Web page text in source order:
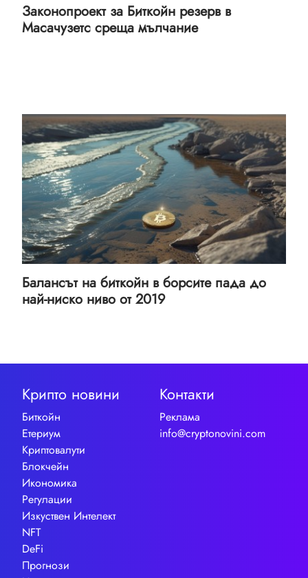
Законопроект за Биткойн резерв в
Масачузетс среща мълчание
Балансът на биткойн в борсите пада до
най-ниско ниво от 2019
Крипто новини
Биткойн
Етериум
Криптовалути
Блокчейн
Икономика
Регулации
Изкуствен Интелект
NFT
DeFi
Прогнози
Контакти
Реклама
info@cryptonovini.com